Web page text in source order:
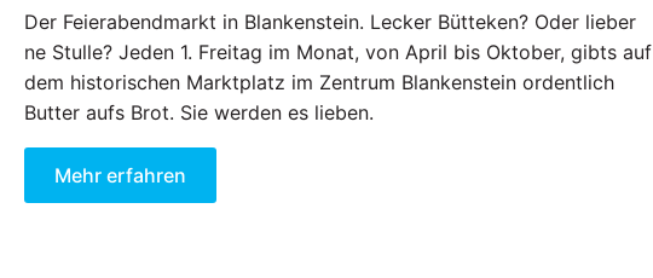
Der Feierabendmarkt in Blankenstein. Lecker Bütteken? Oder lieber
ne Stulle? Jeden 1. Freitag im Monat, von April bis Oktober, gibts auf
dem historischen Marktplatz im Zentrum Blankenstein ordentlich
Butter aufs Brot. Sie werden es lieben.
Mehr erfahren